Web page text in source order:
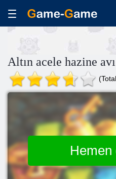
Altın acele hazine avı
Hemen